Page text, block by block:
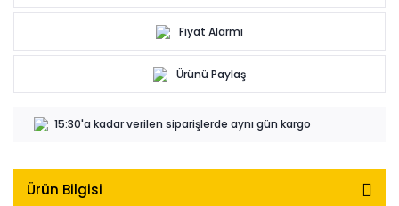
Fiyat Alarmı
Ürünü Paylaş
15:30'a kadar verilen siparişlerde aynı gün kargo
Ürün Bilgisi